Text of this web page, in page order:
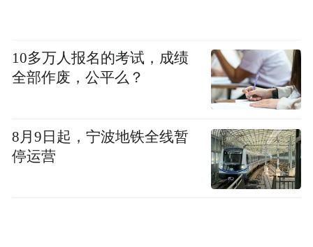
10多万人报名的考试，成绩
全部作废，公平么？
8月9日起，宁波地铁全线暂
停运营